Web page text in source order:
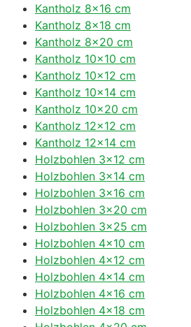
Kantholz 8×16 cm
Kantholz 8×18 cm
Kantholz 8×20 cm
Kantholz 10×10 cm
Kantholz 10×12 cm
Kantholz 10×14 cm
Kantholz 10×20 cm
Kantholz 12×12 cm
Kantholz 12×14 cm
Holzbohlen 3×12 cm
Holzbohlen 3×14 cm
Holzbohlen 3×16 cm
Holzbohlen 3×20 cm
Holzbohlen 3×25 cm
Holzbohlen 4×10 cm
Holzbohlen 4×12 cm
Holzbohlen 4×14 cm
Holzbohlen 4×16 cm
Holzbohlen 4×18 cm